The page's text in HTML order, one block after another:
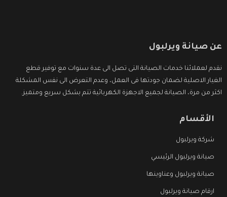
عن صيانة ويرلبول
نقدم لعملائنا خدمات الصيانة التى تصل الى عدة سنوات مع توفير قطع
الغيار الاصلية لضمان جودتها فى العمل، وعدم التعرض الى نفس المشكلة
اكثر من مرة، الصيانة لجميع الاجهزة الكهربائية تتم بشكل سريع ومتميز.
الأقسام
شركة ويرلبول
صيانة ويرلبول الرئيسي
صيانة ويرلبول وعناوينها
ارقام صيانة ويرلبول